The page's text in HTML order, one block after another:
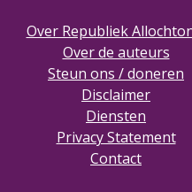
Over Republiek
Over de auteurs
Steun ons / doneren
Disclaimer
Diensten
Privacy Statement
Contact